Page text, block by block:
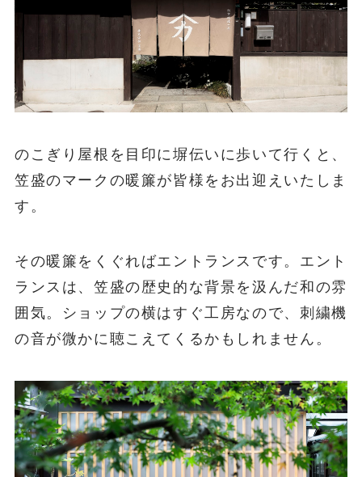
のこぎり屋根を目印に塀伝いに歩いて行くと、
笠盛のマークの暖簾が皆様をお出迎えいたしま
す。
その暖簾をくぐればエントランスです。エント
ランスは、笠盛の歴史的な背景を汲んだ和の雰
囲気。ショップの横はすぐ工房なので、刺繍機
の音が微かに聴こえてくるかもしれません。